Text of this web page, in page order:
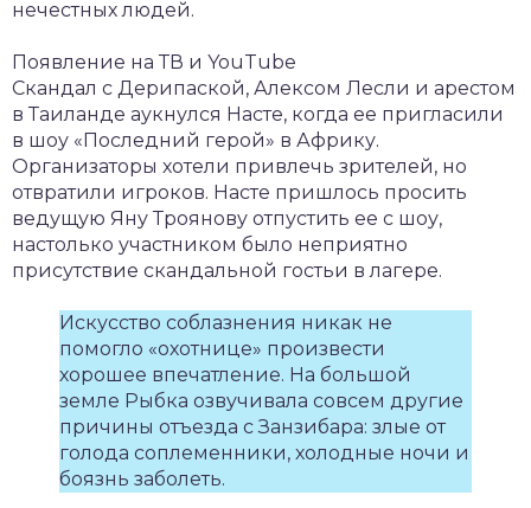
нечестных людей.
Появление на ТВ и YouTube
Скандал с Дерипаской, Алексом Лесли и арестом
в Таиланде аукнулся Насте, когда ее пригласили
в шоу «Последний герой» в Африку.
Организаторы хотели привлечь зрителей, но
отвратили игроков. Насте пришлось просить
ведущую Яну Троянову отпустить ее с шоу,
настолько участником было неприятно
присутствие скандальной гостьи в лагере.
Искусство соблазнения никак не
помогло «охотнице» произвести
хорошее впечатление. На большой
земле Рыбка озвучивала совсем другие
причины отъезда с Занзибара: злые от
голода соплеменники, холодные ночи и
боязнь заболеть.